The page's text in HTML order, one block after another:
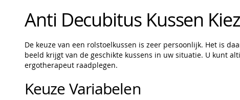
Anti Decubitus Kussen
De keuze van een rolstoelkussen is zeer persoonlijk. Het is
beeld krijgt van de geschikte kussens in uw situatie. U kunt
ergotherapeut raadplegen.
Keuze Variabelen